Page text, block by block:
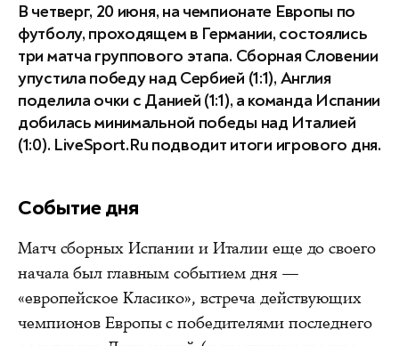
В четверг, 20 июня, на чемпионате Европы по
футболу, проходящем в Германии, состоялись
три матча группового этапа. Сборная Словении
упустила победу над Сербией (1:1), Англия
поделила очки с Данией (1:1), а команда Испании
добилась минимальной победы над Италией
(1:0). LiveSport.Ru подводит итоги игрового дня.
Событие дня
Матч сборных Испании и Италии еще до своего
начала был главным событием дня —
«европейское Класико», встреча действующих
чемпионов Европы с победителями последнего